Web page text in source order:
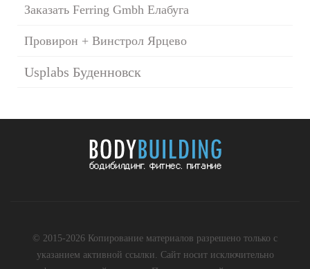
Заказать Ferring Gmbh Елабуга
Провирон + Винстрол Ярцево
Usplabs Буденновск
© 2015-2026 Копирование материалов разрешено только с
указанием активной ссылки. Сайт носит исключительно